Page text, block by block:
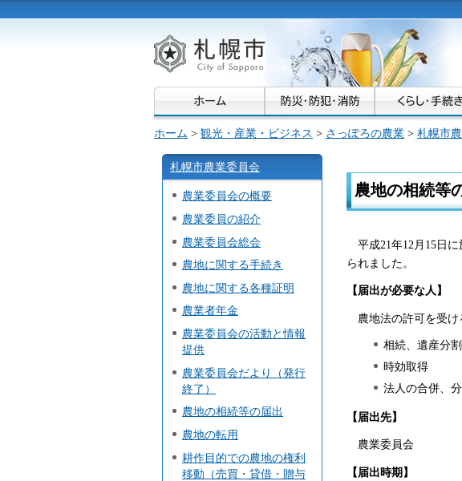
札幌市
ホーム > 観光・産業・ビジネス > さっぽろの農業 > 札幌市
札幌市農業委員会
農業委員会の概要
農業委員の紹介
農業委員会総会
農地に関する手続き
農地に関する各種証明
農業者年金
農業委員会の活動と情報
提供
農業委員会だより（発行
終了）
農地の相続等の届出
農地の転用
耕作目的での農地の権利
移動（売買・貸借・贈与
農地の相続等
平成21年12月15日
られました。
【届出が必要な人】
農地法の許可を受
相続、遺産分割
時効取得
法人の合併、
【届出先】
農業委員会
【届出時期】